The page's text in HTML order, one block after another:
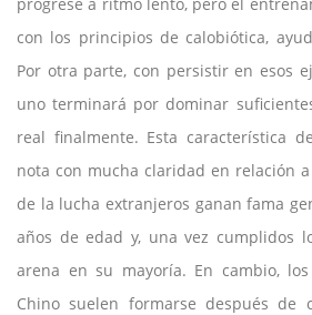
con los principios de calobiótica,
Por otra parte, con persistir en esos
uno terminará por dominar
real finalmente. Esta característica
nota con mucha claridad en relación
de la lucha extranjeros ganan fama
años de edad y, una vez cumplidos
arena en su mayoría. En cambio,
Chino suelen formarse después